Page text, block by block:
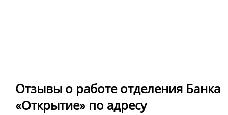
Отзывы о работе отделения Банка
«Открытие» по адресу